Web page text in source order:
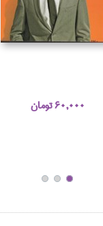
60,000 تومان